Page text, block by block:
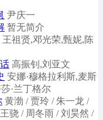
尹庆一
暂无简介
王祖贤,邓光荣,甄妮,陈
高振钊,刘亚文
安娜·穆格拉利斯,麦斯
·兰丁格尔
黄渤 / 贾玲 / 朱一龙 /
骁 / 周冬雨 / 刘昊然 /